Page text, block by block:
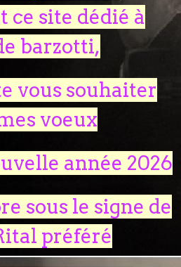
ce site dédié à
barzotti,
vous souhaiter
voeux
année 2026
sous le signe de
préféré